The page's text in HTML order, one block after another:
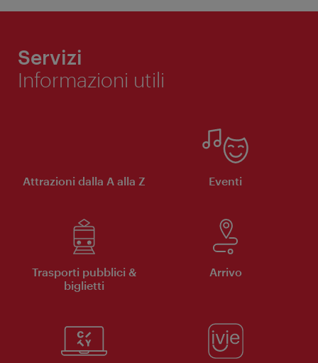
Servizi
Informazioni utili
Attrazioni dalla A alla Z Eventi
Trasporti pubblici &
biglietti
Arrivo